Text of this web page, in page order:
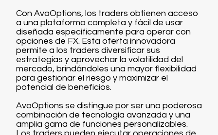
Con AvaOptions, los traders obtienen acceso
a una plataforma completa y fácil de usar
diseñada específicamente para operar con
opciones de FX. Esta oferta innovadora
permite a los traders diversificar sus
estrategias y aprovechar la volatilidad del
mercado, brindándoles una mayor flexibilidad
para gestionar el riesgo y maximizar el
potencial de beneficios.
AvaOptions se distingue por ser una poderosa
combinación de tecnología avanzada y una
amplia gama de funciones personalizables.